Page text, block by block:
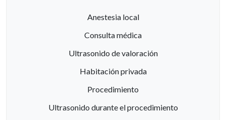
Anestesia local
Consulta médica
Ultrasonido de valoración
Habitación privada
Procedimiento
Ultrasonido durante el procedimiento